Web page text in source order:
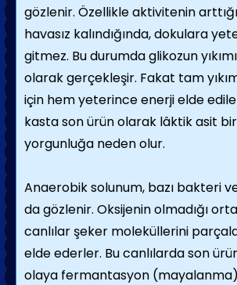
gözlenir. Özellikle aktivitenin
havasız kalındığında, dokulara
gitmez. Bu durumda glikozun
olarak gerçekleşir. Fakat tam
için hem yeterince enerji elde
kasta son ürün olarak lâktik asit
yorgunluğa neden olur.
Anaerobik solunum, bazı bakteri
da gözlenir. Oksijenin olmadığı
canlılar şeker moleküllerini
elde ederler. Bu canlılarda son
olaya fermantasyon